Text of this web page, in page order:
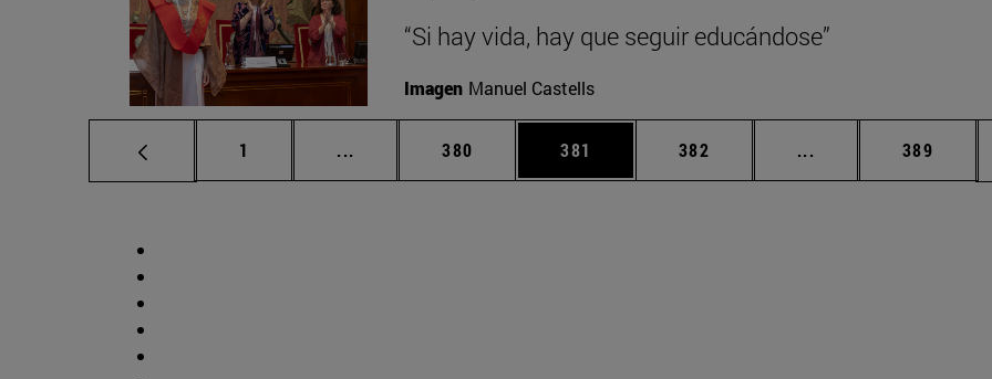
“Si hay vida, hay que seguir educándose”
Imagen Manuel Castells
Página
1 ... Páginas intermedias Use TAB para desplazarse.
Página
380 Página
381 Página
382 ... Páginas Página
389